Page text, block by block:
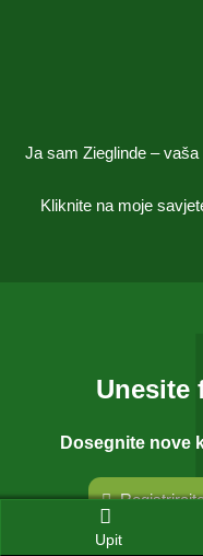
Upit
Ja sam Zieglinde –
Kliknite na moje
Unesite
Dosegnite nove